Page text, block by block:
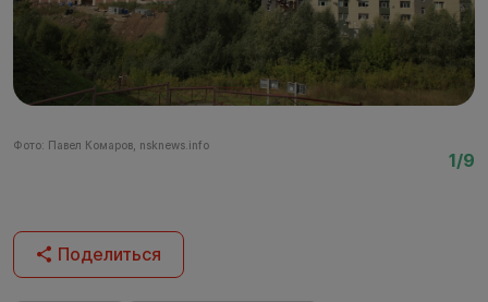
Фото: Павел Комаров, nsknews.info
1/9
Поделиться